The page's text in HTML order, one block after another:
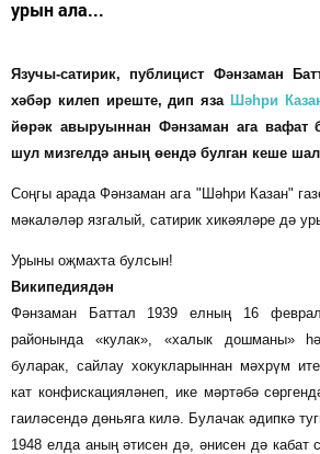
урын ала...
Язучы-сатирик, публицист Фәнзаман
хәбәр килеп иреште, дип яза Шәһри
йөрәк авыруыннан Фәнзаман ага вафат
шул мизгелдә аның өендә булган кеше
Соңгы арада Фәнзаман ага "Шәһри Казан"
мәкаләләр язгалый, сатирик хикәяләре дә
Урыны оҗмахта булсын!
Википедиядән
Фәнзаман Баттал 1939 елның 16
районында «кулак», «халык дошманы»
буларак, сайлау хокукларыннан мәхрүм
кат конфискацияләнеп, ике мәртәбә
гаиләсендә дөньяга килә. Булачак әдипкә
1948 елда аның әтисен дә, әнисен дә кабат